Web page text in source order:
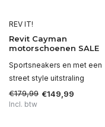
REV IT!
Revit Cayman
motorschoenen SALE
Sportsneakers en met een
street style uitstraling
€179,99 €149,99
Incl. btw